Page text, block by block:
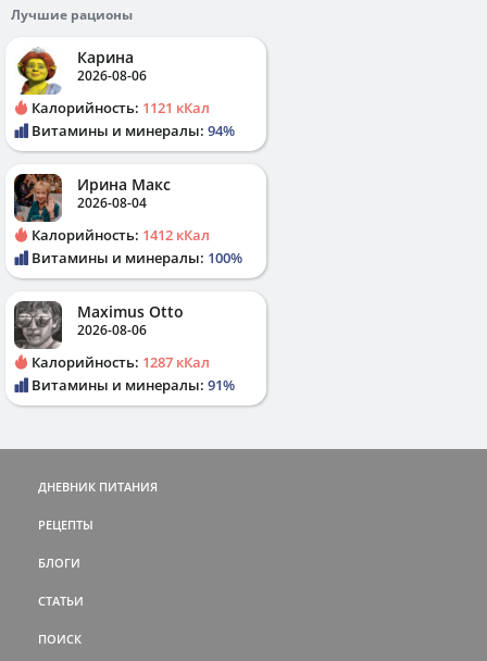
Лучшие рационы
Карина
2026-08-06
Калорийность: 1121 кКал
Витамины и минералы: 94%
Ирина Макс
2026-08-04
Калорийность: 1412 кКал
Витамины и минералы: 100%
Maximus Otto
2026-08-06
Калорийность: 1287 кКал
Витамины и минералы: 91%
ДНЕВНИК ПИТАНИЯ
РЕЦЕПТЫ
БЛОГИ
СТАТЬИ
ПОИСК